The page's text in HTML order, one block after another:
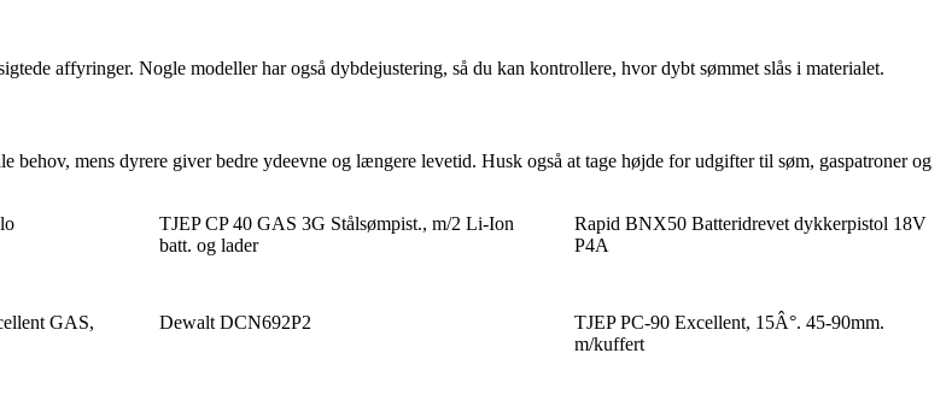
affyringer. Nogle modeller har også dybdejustering, så du kan kontrollere, hvor dybt sømmet slås i materialet.
mens dyrere giver bedre ydeevne og længere levetid. Husk også at tage højde for udgifter til søm, gaspatroner og
TJEP CP 40 GAS 3G Stålsømpist., m/2 Li-Ion
batt. og lader
Rapid BNX50 Batteridrevet dykkerpistol 18V
P4A
GAS,
Dewalt DCN692P2
TJEP PC-90 Excellent, 15Â°. 45-90mm.
m/kuffert